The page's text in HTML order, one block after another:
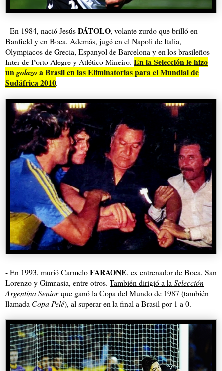
- En 1984, nació JesúsDÁTOLO, volante zurdo que brilló en
Banfield y en Boca. Además, jugó en el Napoli de Italia,
Olympiacos de Grecia, Espanyol de Barcelona y en los brasileños
Inter de Porto Alegre y Atlético Mineiro. En la Selección le hizo
un golazo a Brasil en las Eliminatorias para el Mundial de
Sudáfrica 2010.
- En 1993, murió CarmeloFARAONE, ex entrenador de Boca, San
Lorenzo y Gimnasia, entre otros. También dirigió alaSelección
ArgentinaSenior que ganóla Copadel Mundo de 1987 (también
llamada Copa Pelé), al superar en la final a Brasil por 1 a0.